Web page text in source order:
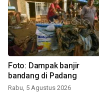
Foto: Dampak banjir
bandang di Padang
Rabu, 5 Agustus 2026